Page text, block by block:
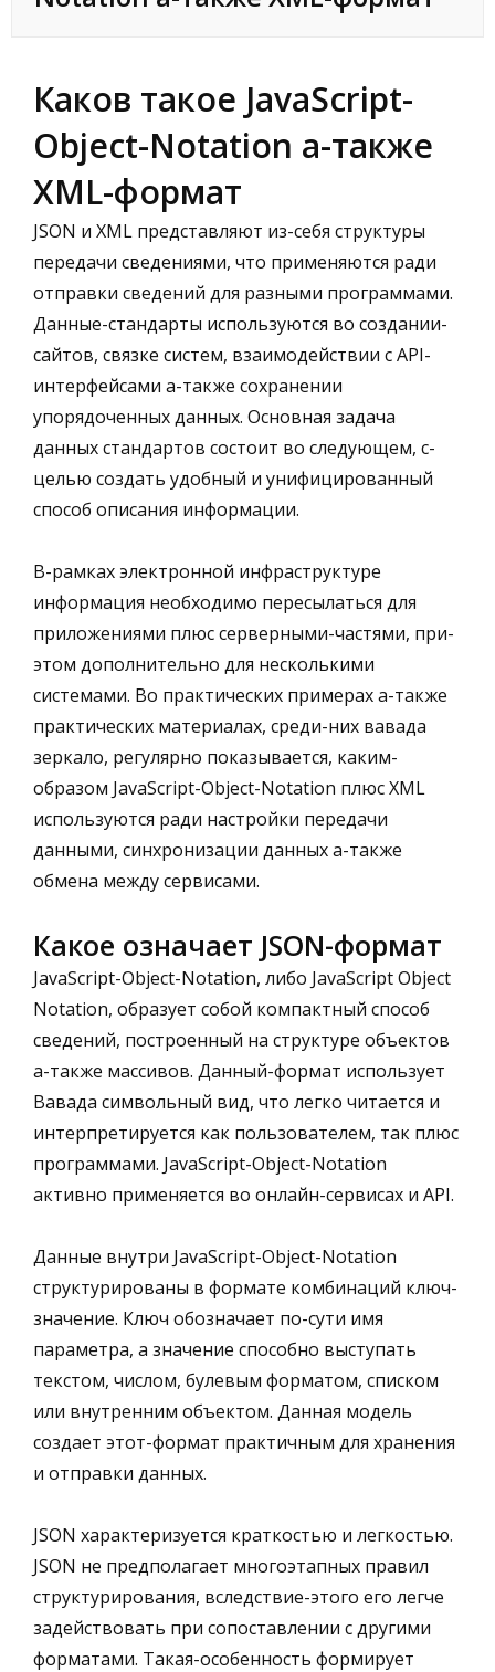
Каков такое JavaScript-
Object-Notation а-также
XML-формат
JSON и XML представляют из-себя структуры
передачи сведениями, что применяются ради
отправки сведений для разными программами.
Данные-стандарты используются во создании-
сайтов, связке систем, взаимодействии с API-
интерфейсами а-также сохранении
упорядоченных данных. Основная задача
данных стандартов состоит во следующем, с-
целью создать удобный и унифицированный
способ описания информации.
В-рамках электронной инфраструктуре
информация необходимо пересылаться для
приложениями плюс серверными-частями, при-
этом дополнительно для несколькими
системами. Во практических примерах а-также
практических материалах, среди-них вавада
зеркало, регулярно показывается, каким-
образом JavaScript-Object-Notation плюс XML
используются ради настройки передачи
данными, синхронизации данных а-также
обмена между сервисами.
Какое означает JSON-формат
JavaScript-Object-Notation, либо JavaScript Object
Notation, образует собой компактный способ
сведений, построенный на структуре объектов
а-также массивов. Данный-формат использует
Вавада символьный вид, что легко читается и
интерпретируется как пользователем, так плюс
программами. JavaScript-Object-Notation
активно применяется во онлайн-сервисах и API.
Данные внутри JavaScript-Object-Notation
структурированы в формате комбинаций ключ-
значение. Ключ обозначает по-сути имя
параметра, а значение способно выступать
текстом, числом, булевым форматом, списком
или внутренним объектом. Данная модель
создает этот-формат практичным для хранения
и отправки данных.
JSON характеризуется краткостью и легкостью.
JSON не предполагает многоэтапных правил
структурирования, вследствие-этого его легче
задействовать при сопоставлении с другими
форматами. Такая-особенность формирует